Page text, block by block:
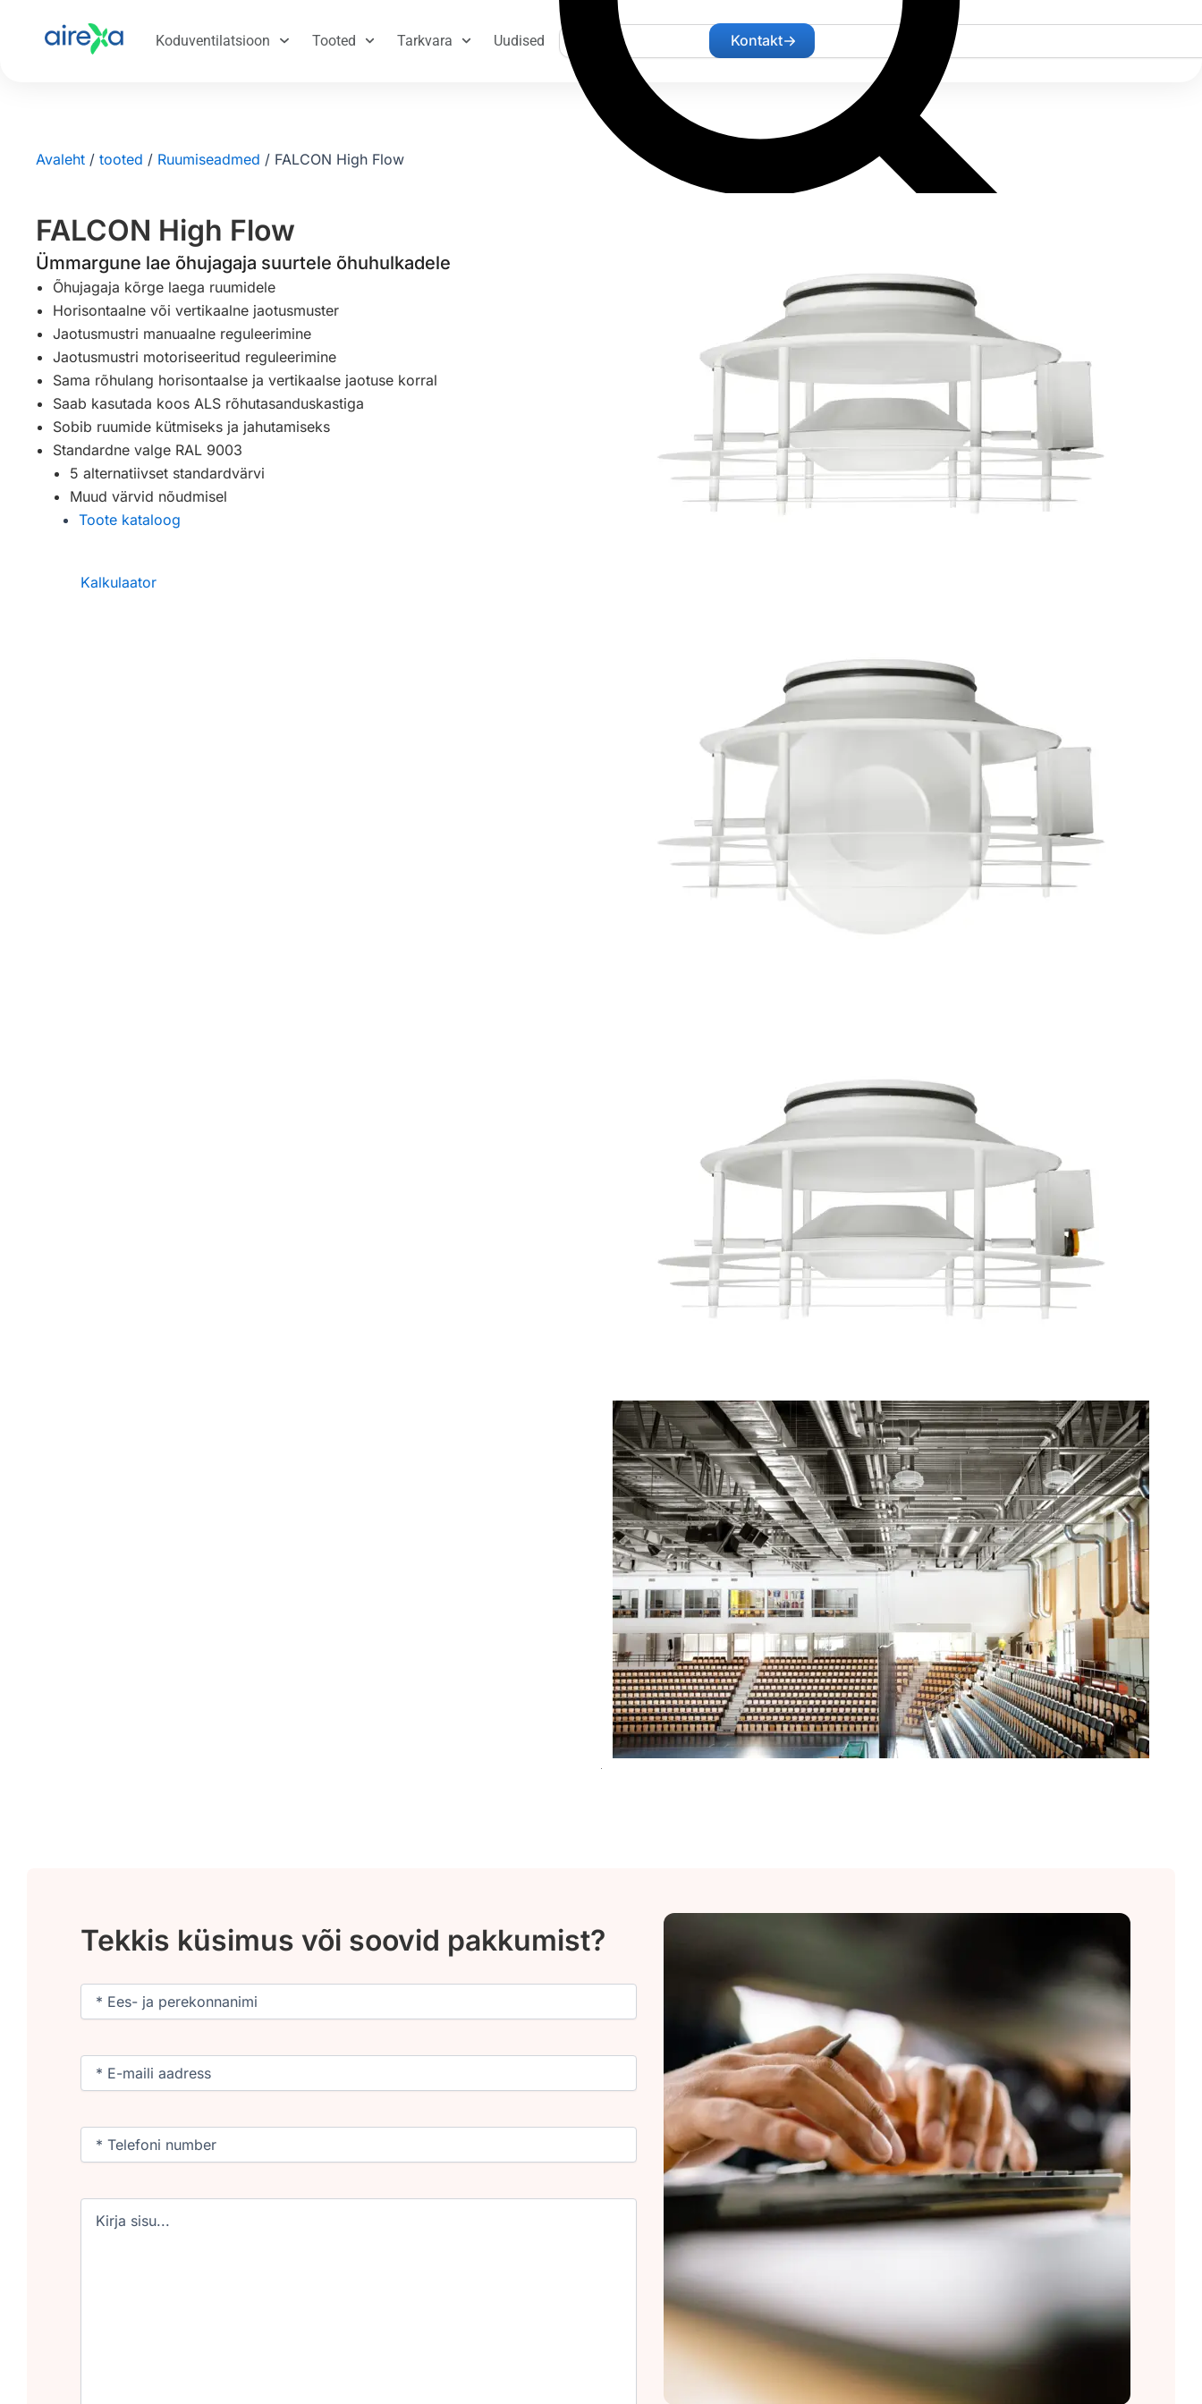
Koduventilatsioon Tooted Tarkvara Uudised
Search Kontakt
Avaleht / tooted / Ruumiseadmed / FALCON High Flow
FALCON High Flow
Ümmargune lae õhujagaja suurtele õhuhulkadele
Õhujagaja kõrge laega ruumidele
Horisontaalne või vertikaalne jaotusmuster
Jaotusmustri manuaalne reguleerimine
Jaotusmustri motoriseeritud reguleerimine
Sama rõhulang horisontaalse ja vertikaalse jaotuse korral
Saab kasutada koos ALS rõhutasanduskastiga
Sobib ruumide kütmiseks ja jahutamiseks
Standardne valge RAL 9003
5 alternatiivset standardvärvi
Muud värvid nõudmisel
Toote kataloog
Kalkulaator
Tekkis küsimus või soovid pakkumist?
Nimi
Email
Phone
Untitled